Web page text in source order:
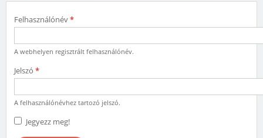
Felhasználónév*
A webhelyen regisztrált felhasználónév.
Jelszó *
A felhasználónévhez tartozó jelszó.
Jegyezz meg!